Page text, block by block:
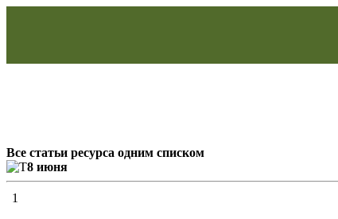
Все статьи ресурса одним списком
8 июня
1